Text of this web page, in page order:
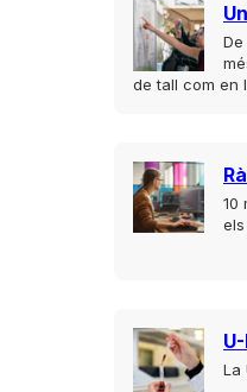
de tall com en
10
La